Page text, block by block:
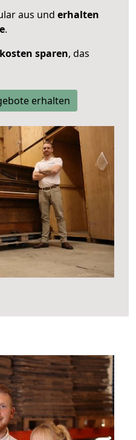
aus und erhalten
.
sparen, das
erhalten